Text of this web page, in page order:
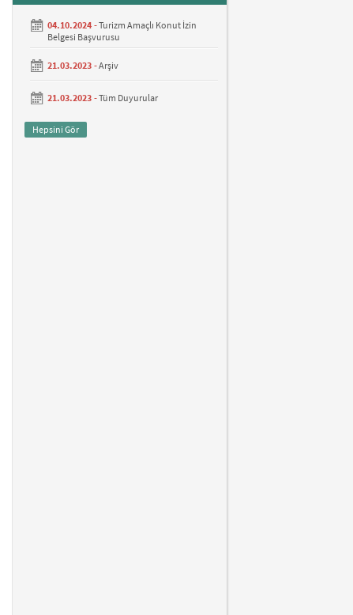
04.10.2024 -Turizm Amaçlı Konut İzin
Belgesi Başvurusu
21.03.2023 -Arşiv
21.03.2023 -Tüm Duyurular
Hepsini Gör